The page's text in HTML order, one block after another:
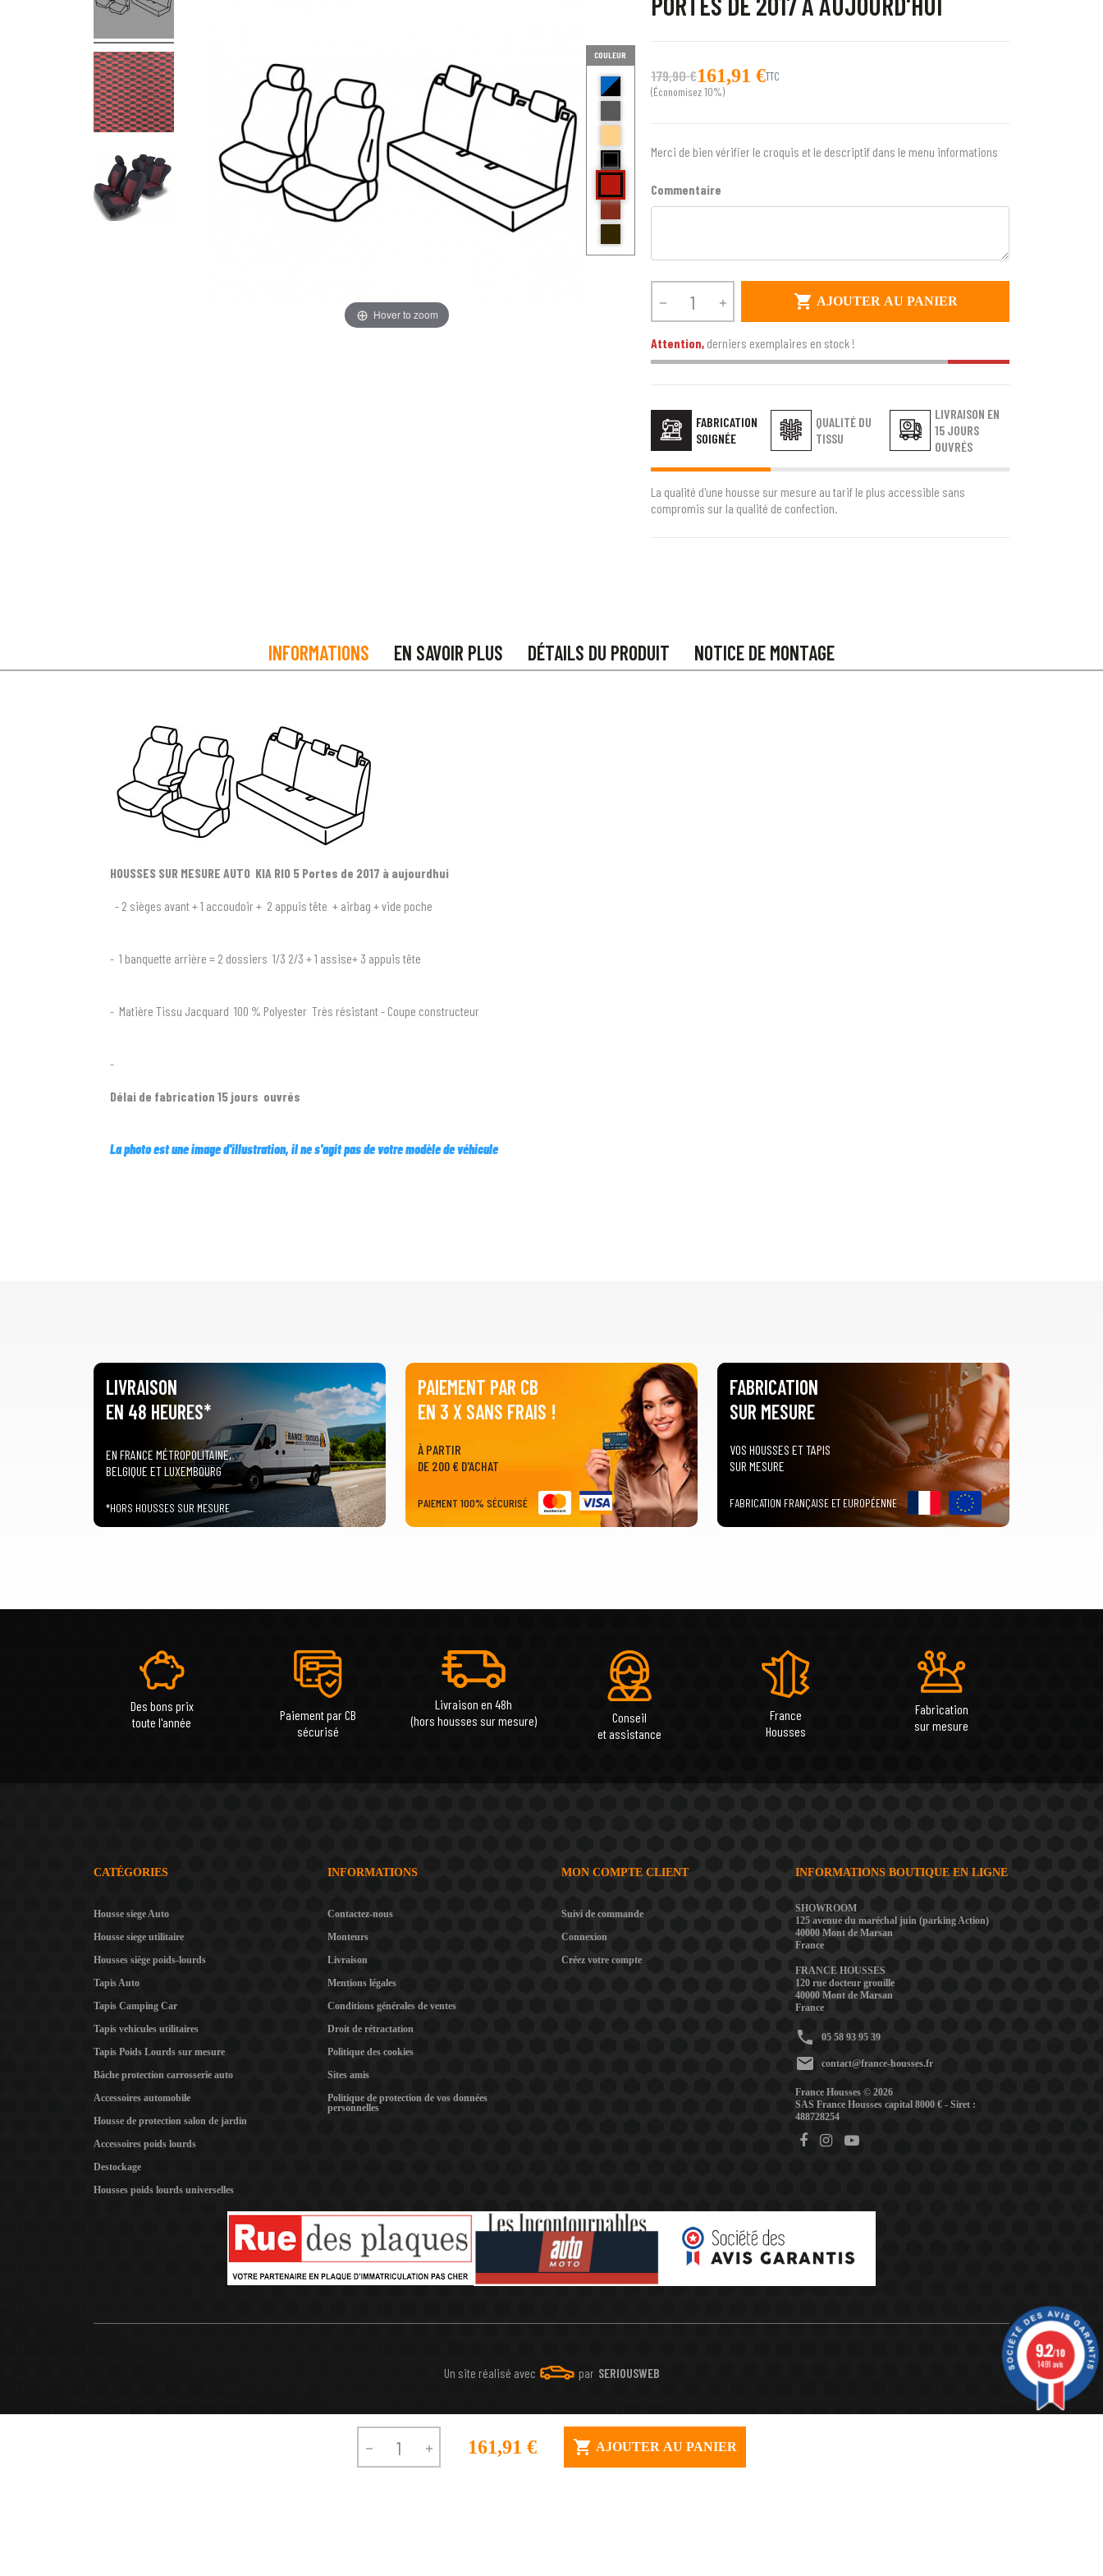
Hover to zoom
179,90 €161,91 €TTC
(Économisez 10%)
Merci de bien vérifier le croquis et le descriptif dans le menu informations
COULEUR
bleu et noir Delta
anthracite golf
beige bravo
noir centre gris bord noir foxtrot
Rouge ( bord noir) Echo
brique kilo
Bord noir centre point blanc Quebec
Commentaire
   AJOUTER AU PANIER
Attention, derniers exemplaires en stock !
  161,91 €  AJOUTER AU PANIER
FABRICATION
SOIGNÉE
QUALITÉ DU
TISSU
LIVRAISON EN
15 JOURS
OUVRÉS
La qualité d'une housse sur mesure au tarif le plus accessible sans
compromis sur la qualité de confection.
INFORMATIONS EN SAVOIR PLUS DÉTAILS DU PRODUIT NOTICE DE MONTAGE
HOUSSES SUR MESURE AUTO KIA RIO 5 Portes de 2017 à aujourdhui
- 2 sièges avant + 1 accoudoir + 2 appuis tête + airbag + vide poche
- 1 banquette arrière = 2 dossiers 1/3 2/3 + 1 assise+ 3 appuis tête
- Matière Tissu Jacquard 100 % Polyester Très résistant - Coupe constructeur
-
Délai de fabrication 15 jours ouvrés
La photo est une image d'illustration, il ne s'agit pas de votre modèle de véhicule
LIVRAISON
EN 48 HEURES*
EN FRANCE MÉTROPOLITAINE,
BELGIQUE ET LUXEMBOURG
*HORS HOUSSES SUR MESURE
PAIEMENT PAR CB
EN 3 X SANS FRAIS !
À PARTIR
DE 200 € D'ACHAT
PAIEMENT 100% SÉCURISÉ
FABRICATION
SUR MESURE
VOS HOUSSES ET TAPIS
SUR MESURE
FABRICATION FRANÇAISE ET EUROPÉENNE
Des bons prix
toute l'année
Paiement par CB
sécurisé
Livraison en 48h
(hors housses sur mesure)
Conseil
et assistance
France
Housses
Fabrication
sur mesure
CATÉGORIES
Housse siege Auto
Housse siege utilitaire
Housses siège poids-lourds
Tapis Auto
Tapis Camping Car
Tapis vehicules utilitaires
Tapis Poids Lourds sur mesure
Bâche protection carrosserie auto
Accessoires automobile
Housse de protection salon de jardin
Accessoires poids lourds
Destockage
Housses poids lourds universelles
INFORMATIONS
Contactez-nous
Monteurs
Livraison
Mentions légales
Conditions générales de ventes
Droit de rétractation
Politique des cookies
Sites amis
Politique de protection de vos données
personnelles
MON COMPTE CLIENT
Suivi de commande
Connexion
Créez votre compte
INFORMATIONS BOUTIQUE EN LIGNE
SHOWROOM
125 avenue du maréchal juin (parking Action)
40000 Mont de Marsan
France
FRANCE HOUSSES
120 rue docteur grouille
40000 Mont de Marsan
France
phone 05 58 93 95 39
mail contact@france-housses.fr
France Housses © 2026
SAS France Housses capital 8000 € - Siret :
488728254
Un site réalisé avec par SERIOUSWEB
9.2/10
1491 avis